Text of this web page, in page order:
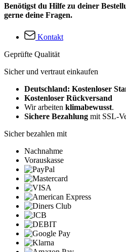
Benötigst du Hilfe zu deiner
gerne deine Fragen.
Kontakt
Geprüfte Qualität
Sicher und vertraut einkaufen
Deutschland: Kostenloser
Kostenloser Rückversand
Wir arbeiten klimabewusst.
Sichere Bezahlung mit SSL-
Sicher bezahlen mit
Nachnahme
Vorauskasse